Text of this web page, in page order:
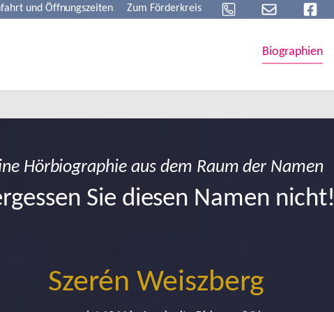
und Öffnungszeiten Zum Förderkreis
Biographien
Hörbiographie aus dem Raum der Namen
Sie diesen Namen nicht!
Szerén Weiszberg